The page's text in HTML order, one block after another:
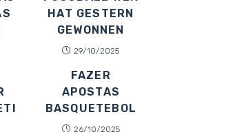
AT GESTERN G
EWONNEN
29/10/2025
FAZER
APOSTAS
BASQUETEBOL
26/10/2025